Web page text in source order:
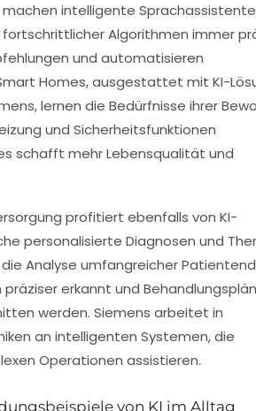
intelligente
fortschrittlicher Algorithmen immer
und automatisieren
Homes, ausgestattet mit KI-
lernen die Bedürfnisse ihrer
und Sicherheitsfunktionen
schafft mehr Lebensqualität und
profitiert ebenfalls von KI-
personalisierte Diagnosen und
die Analyse umfangreicher
präziser erkannt und
werden. Siemens arbeitet in
an intelligenten Systemen, die
Operationen assistieren.
von KI im Alltag